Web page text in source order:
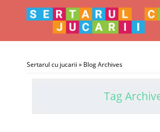
Sertarul cu jucarii » Blog Archives
Tag